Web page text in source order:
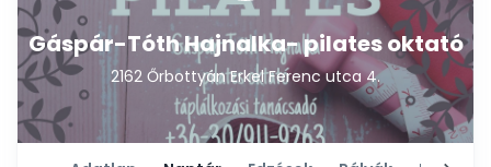
Gáspár-Tóth Hajnalka- pilates oktató
2162 Őrbottyán Erkel Ferenc utca 4.